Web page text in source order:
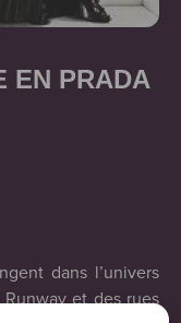
EN PRADA
dans l’univers
et des rues